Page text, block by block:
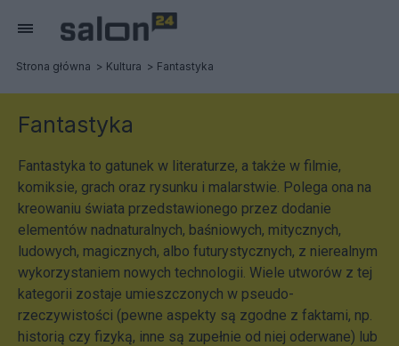
Strona główna Kultura Fantastyka
Fantastyka
Fantastyka to gatunek w literaturze, a także w filmie,
komiksie, grach oraz rysunku i malarstwie. Polega ona na
kreowaniu świata przedstawionego przez dodanie
elementów nadnaturalnych, baśniowych, mitycznych,
ludowych, magicznych, albo futurystycznych, z nierealnym
wykorzystaniem nowych technologii. Wiele utworów z tej
kategorii zostaje umieszczonych w pseudo-
rzeczywistości (pewne aspekty są zgodne z faktami, np.
historią czy fizyką, inne są zupełnie od niej oderwane) lub